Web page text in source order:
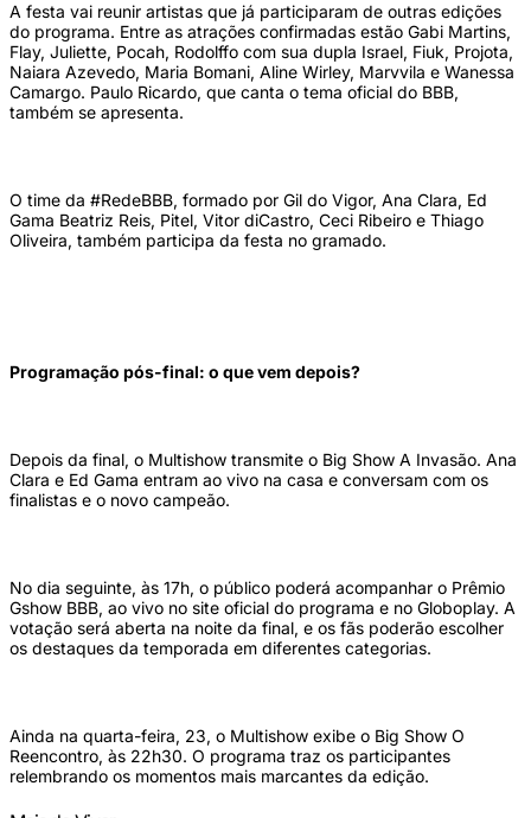
A festa vai reunir artistas que já participaram de outras edições
do programa. Entre as atrações confirmadas estão Gabi Martins,
Flay, Juliette, Pocah, Rodolffo com sua dupla Israel, Fiuk, Projota,
Naiara Azevedo, Maria Bomani, Aline Wirley, Marvvila e Wanessa
Camargo. Paulo Ricardo, que canta o tema oficial do BBB,
também se apresenta.
O time da #RedeBBB, formado por Gil do Vigor, Ana Clara, Ed
Gama Beatriz Reis, Pitel, Vitor diCastro, Ceci Ribeiro e Thiago
Oliveira, também participa da festa no gramado.
Programação pós-final: o que vem depois?
Depois da final, o Multishow transmite o Big Show A Invasão. Ana
Clara e Ed Gama entram ao vivo na casa e conversam com os
finalistas e o novo campeão.
No dia seguinte, às 17h, o público poderá acompanhar o Prêmio
Gshow BBB, ao vivo no site oficial do programa e no Globoplay. A
votação será aberta na noite da final, e os fãs poderão escolher
os destaques da temporada em diferentes categorias.
Ainda na quarta-feira, 23, o Multishow exibe o Big Show O
Reencontro, às 22h30. O programa traz os participantes
relembrando os momentos mais marcantes da edição.